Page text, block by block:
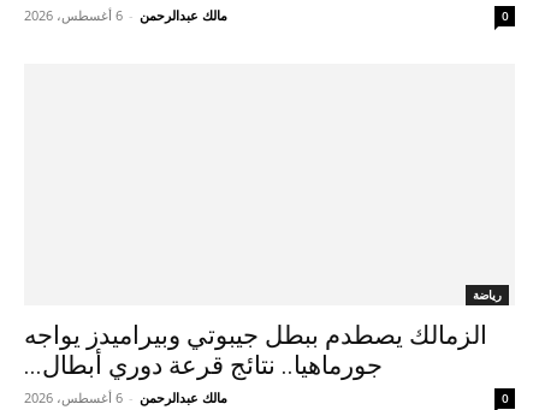
مالك عبدالرحمن - 6 أغسطس، 2026 0
رياضة
الزمالك يصطدم ببطل جيبوتي وبيراميدز يواجه
جورماهيا.. نتائج قرعة دوري أبطال...
مالك عبدالرحمن - 6 أغسطس، 2026 0